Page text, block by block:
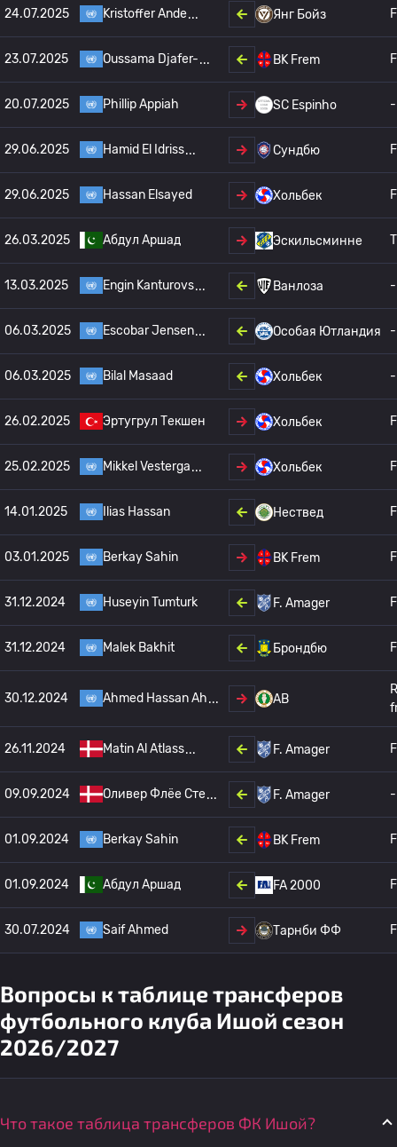
24.07.2025 Kristoffer Ande Янг Бойз
23.07.2025 Oussama Djafer- BK Frem
20.07.2025 Phillip Appiah SC Espinho -
29.06.2025 Hamid El Idriss Сундбю
29.06.2025 Hassan Elsayed Хольбек
26.03.2025 Абдул Аршад Эскильсминне
13.03.2025 Engin Kanturovs Ванлоза -
06.03.2025 Escobar Jensen Особая Ютландия -
06.03.2025 Bilal Masaad Хольбек -
26.02.2025 Эртугрул Текшен Хольбек
25.02.2025 Mikkel Vesterga Хольбек
14.01.2025 Ilias Hassan Нествед
03.01.2025 Berkay Sahin BK Frem
31.12.2024 Huseyin Tumturk F. Amager
31.12.2024 Malek Bakhit Брондбю
30.12.2024 Ahmed Hassan Ah AB
26.11.2024 Matin Al Atlass F. Amager
09.09.2024 Оливер Флёе Сте F. Amager -
01.09.2024 Berkay Sahin BK Frem
01.09.2024 Абдул Аршад FA 2000
30.07.2024 Saif Ahmed Тарнби ФФ
Вопросы к таблице трансферов
футбольного клуба Ишой сезон
2026/2027
Что такое таблица трансферов ФК Ишой?